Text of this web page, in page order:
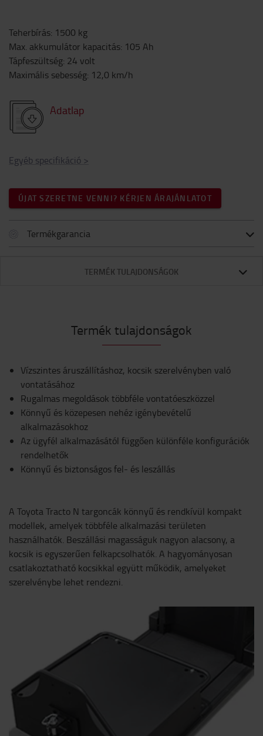
Teherbírás: 1500 kg
Max. akkumulátor kapacitás: 105 Ah
Tápfeszültség: 24 volt
Maximális sebesség: 12,0 km/h
Adatlap
Egyéb specifikáció >
ÚJAT SZERETNE VENNI? KÉRJEN ÁRAJÁNLATOT
Termékgarancia
TERMÉK TULAJDONSÁGOK
Termék tulajdonságok
Vízszintes áruszállításhoz, kocsik szerelvényben való
vontatásához
Rugalmas megoldások többféle vontatóeszközzel
Könnyű és közepesen nehéz igénybevételű
alkalmazásokhoz
Az ügyfél alkalmazásától függően különféle konfigurációk
rendelhetők
Könnyű és biztonságos fel- és leszállás
A Toyota Tracto N targoncák könnyű és rendkívül kompakt
modellek, amelyek többféle alkalmazási területen
használhatók. Beszállási magasságuk nagyon alacsony, a
kocsik is egyszerűen felkapcsolhatók. A hagyományosan
csatlakoztatható kocsikkal együtt működik, amelyeket
szerelvénybe lehet rendezni.